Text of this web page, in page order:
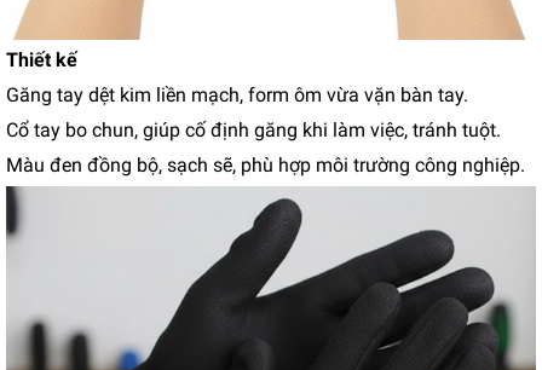
Thiết kế
Găng tay dệt kim liền mạch, form ôm vừa vặn bàn tay.
Cổ tay bo chun, giúp cố định găng khi làm việc, tránh tuột.
Màu đen đồng bộ, sạch sẽ, phù hợp môi trường công nghiệp.